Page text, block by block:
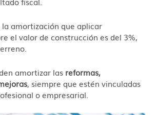
la amortización que aplicar
el valor de construcción es del 3%,
amortizar las reformas,
, siempre que estén vinculadas
o empresarial.